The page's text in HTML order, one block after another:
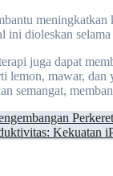
ini dioleskan
juga dapat
lemon, mawar,
semangat,
Kekuatan